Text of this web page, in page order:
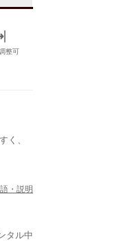
整可
く、
・説明
タル中